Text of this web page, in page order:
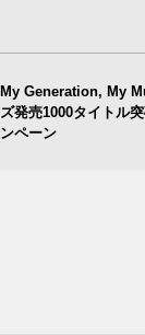
My Generation, My
ズ発売1000タイトル
ンペーン